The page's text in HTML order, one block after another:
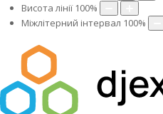
Висота лінії 100%
Міжлітерний інтервал 100%